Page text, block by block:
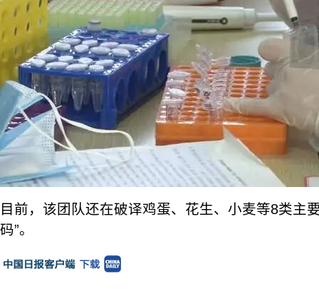
目前，该团队还在破译鸡蛋、花生、小麦等8类主
码”。